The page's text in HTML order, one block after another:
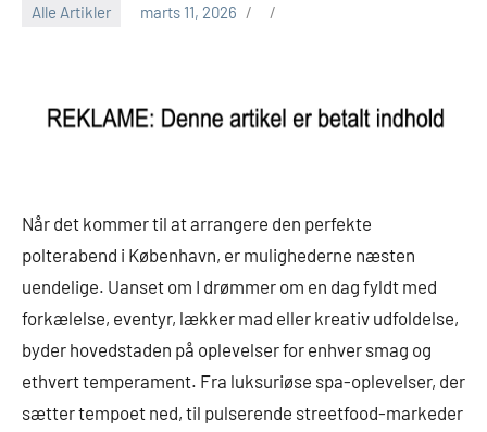
Alle Artikler marts 11, 2026
Når det kommer til at arrangere den perfekte
polterabend i København, er mulighederne næsten
uendelige. Uanset om I drømmer om en dag fyldt med
forkælelse, eventyr, lækker mad eller kreativ udfoldelse,
byder hovedstaden på oplevelser for enhver smag og
ethvert temperament. Fra luksuriøse spa-oplevelser, der
sætter tempoet ned, til pulserende streetfood-markeder